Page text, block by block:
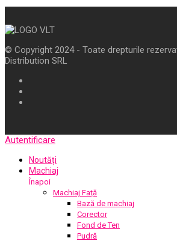
© Copyright 2024 - Toate drepturile
Distribution SRL
Autentificare
Noutăți
Machiaj
Înapoi
Machiaj Față
Bază de machiaj
Corector
Fond de Ten
Pudră